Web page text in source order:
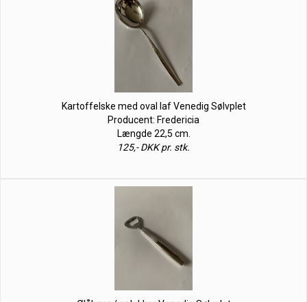
Kartoffelske med oval laf Venedig Sølvplet
Producent: Fredericia
Længde 22,5 cm.
125,- DKK pr. stk.